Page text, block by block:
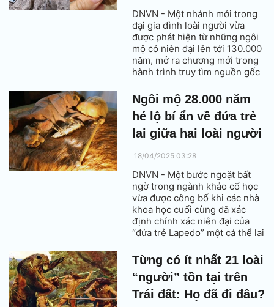
DNVN - Một nhánh mới trong
đại gia đình loài người vừa
được phát hiện từ những ngôi
mộ có niên đại lên tới 130.000
năm, mở ra chương mới trong
hành trình truy tìm nguồn gốc
Ngôi mộ 28.000 năm
hé lộ bí ẩn về đứa trẻ
lai giữa hai loài người
18/04/2025 03:28
DNVN - Một bước ngoặt bất
ngờ trong ngành khảo cổ học
vừa được công bố khi các nhà
khoa học cuối cùng đã xác
định chính xác niên đại của
“đứa trẻ Lapedo” một cá thể lai
Neanderthal, được chôn cất tại
Bồ Đào Nha từ 28.000 năm
trước.
Từng có ít nhất 21 loài
“người” tồn tại trên
Trái đất: Họ đã đi đâu?